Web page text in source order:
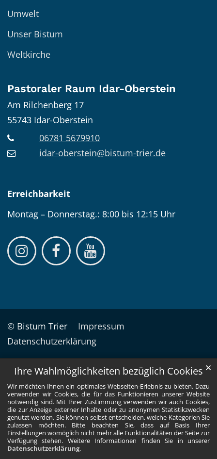
Ihre Wahlmöglichkeiten bezüglich Cookies
Wir möchten Ihnen ein optimales Webseiten-Erlebnis zu bieten. Dazu
verwenden wir Cookies, die für das Funktionieren unserer Website
notwendig sind. Mit Ihrer Zustimmung verwenden wir auch Cookies,
die zur Anzeige externer Inhalte oder zu anonymen Statistikzwecken
genutzt werden. Sie können selbst entscheiden, welche Kategorien Sie
zulassen möchten. Bitte beachten Sie, dass auf Basis Ihrer
Einstellungen womöglich nicht mehr alle Funktionalitäten der Seite zur
Verfügung stehen. Weitere Informationen finden Sie in unserer
Datenschutzerklärung.
✕
Umwelt
Unser Bistum
Weltkirche
Pastoraler Raum Idar-Oberstein
Am Rilchenberg 17
55743 Idar-Oberstein
06781 5679910
idar-oberstein@bistum-trier.de
Erreichbarkeit
Montag – Donnerstag.: 8:00 bis 12:15 Uhr
© Bistum Trier
Impressum
Datenschutzerklärung